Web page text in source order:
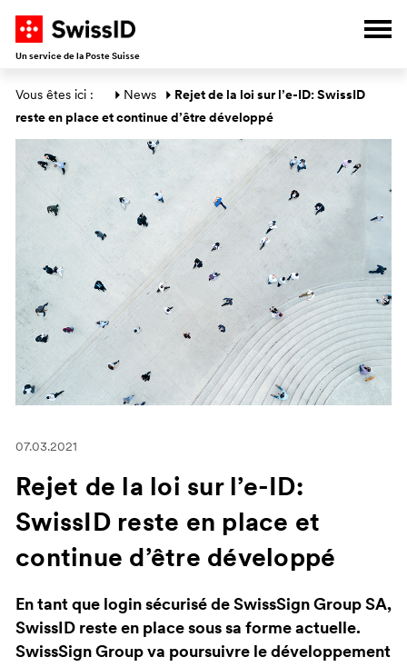
Un service de la Poste Suisse
Section générale
Vous êtes ici : News
Rejet de la loi sur l’e-ID: SwissID
reste en place et continue d’être développé
07.03.2021
Rejet de la loi sur l’e-ID:
SwissID reste en place et
continue d’être développé
En tant que login sécurisé de SwissSign Group SA,
SwissID reste en place sous sa forme actuelle.
SwissSign Group va poursuivre le développement